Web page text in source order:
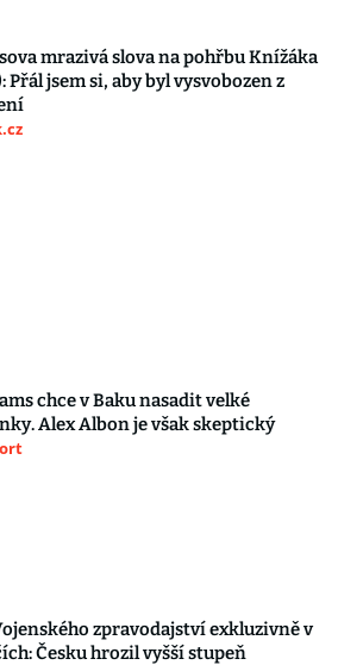
mrazivá slova na pohřbu Knížáka
Přál jsem si, aby byl vysvobozen z
chce v Baku nasadit velké
Alex Albon je však skeptický
zpravodajství exkluzivně v
Česku hrozil vyšší stupeň